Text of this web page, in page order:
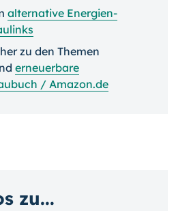
alternative Energien-
zu den Themen
erneuerbare
/ Amazon.de
zu...